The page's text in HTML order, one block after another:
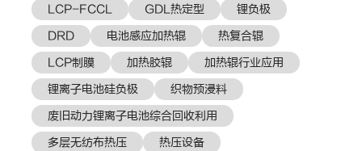
LCP-FCCL GDL热定型
锂负极
DRD
电池感应加热辊
热复合辊
LCP制膜
加热胶辊
加热辊行业应用
锂离子电池硅负极
织物预浸料
废旧动力锂离子电池综合回收利用
多层无纺布热压
热压设备